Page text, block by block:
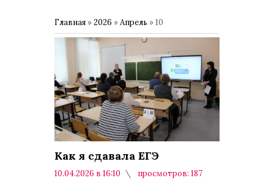
Главная »2026 »Апрель »10
Как я сдавала ЕГЭ
10.04.2026 в 16:10
просмотров: 187